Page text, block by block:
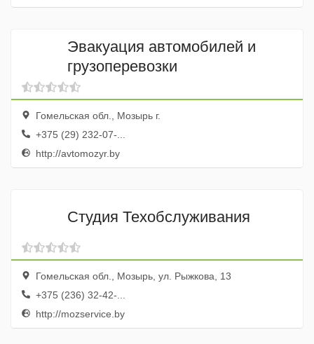
Эвакуация автомобилей и
грузоперевозки
Гомельская обл., Мозырь г.
+375 (29) 232-07-...
http://avtomozyr.by
Студия Техобслуживания
Гомельская обл., Мозырь, ул. Рыжкова, 13
+375 (236) 32-42-...
http://mozservice.by